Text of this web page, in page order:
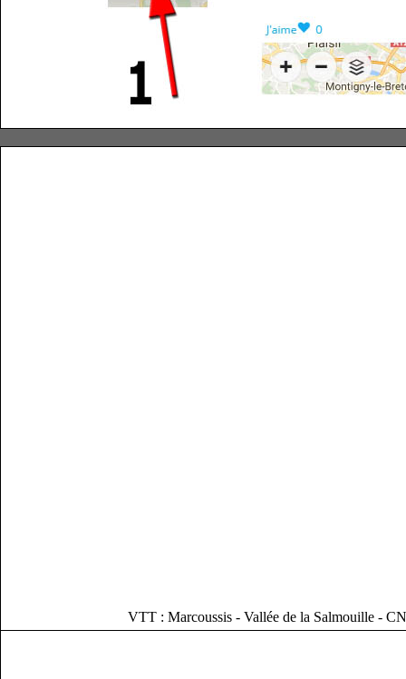
VTT : Marcoussis - Vallée de la Salmouille -